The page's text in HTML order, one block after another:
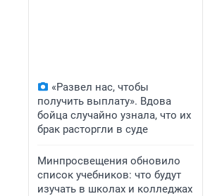
«Развел нас, чтобы
получить выплату». Вдова
бойца случайно узнала, что их
брак расторгли в суде
Минпросвещения обновило
список учебников: что будут
изучать в школах и колледжах